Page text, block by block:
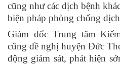
cũng như các dịch bệnh
biện pháp phòng chống
Giám đốc Trung tâm
cũng đề nghị huyện Đức
động giám sát, phát hiện